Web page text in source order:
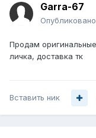
Garra-67
Опубликовано
Продам
личка, доставка тк
Вставить ник